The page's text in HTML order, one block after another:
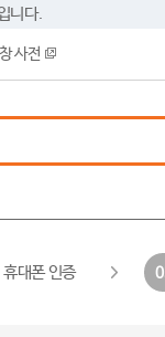
니다.
사전
휴대폰 인증